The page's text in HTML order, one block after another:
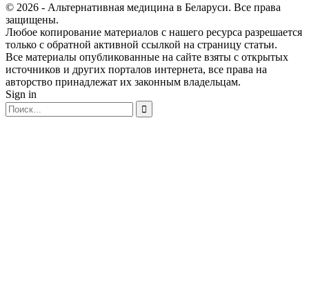
© 2026 - Альтернативная медицина в Беларуси. Все права
защищены.
Любое копирование материалов с нашего ресурса разрешается
только с обратной активной ссылкой на страницу статьи.
Все материалы опубликованные на сайте взяты с открытых
источников и других порталов интернета, все права на
авторство принадлежат их законным владельцам.
Sign in